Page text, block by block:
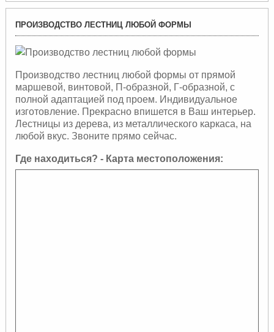
ПРОИЗВОДСТВО ЛЕСТНИЦ ЛЮБОЙ ФОРМЫ
Производство лестниц любой формы от прямой
маршевой, винтовой, П-образной, Г-образной, с
полной адаптацией под проем. Индивидуальное
изготовление. Прекрасно впишется в Ваш интерьер.
Лестницы из дерева, из металлического каркаса, на
любой вкус. Звоните прямо сейчас.
Где находиться? - Карта местоположения: